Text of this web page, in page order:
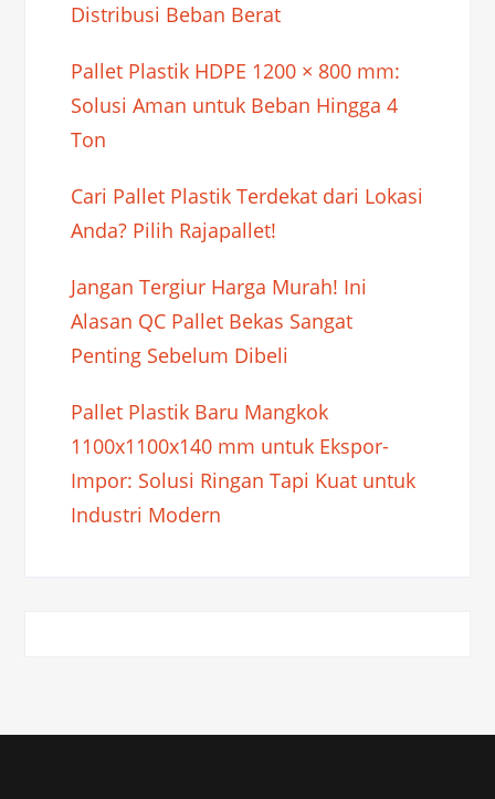
Distribusi Beban Berat
Pallet Plastik HDPE 1200 × 800 mm:
Solusi Aman untuk Beban Hingga 4
Ton
Cari Pallet Plastik Terdekat dari Lokasi
Anda? Pilih Rajapallet!
Jangan Tergiur Harga Murah! Ini
Alasan QC Pallet Bekas Sangat
Penting Sebelum Dibeli
Pallet Plastik Baru Mangkok
1100x1100x140 mm untuk Ekspor-
Impor: Solusi Ringan Tapi Kuat untuk
Industri Modern